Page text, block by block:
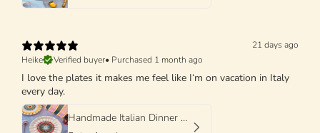
21 days ago
Heike
Verified buyer• Purchased 1 month ago
I love the plates it makes me feel like I‘m on vacation in Italy
every day.
Handmade Italian Dinner Plate 27 cm | Large Ceramic Plate